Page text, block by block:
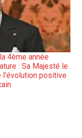
4ème année
: Sa Majesté le
l’évolution positive